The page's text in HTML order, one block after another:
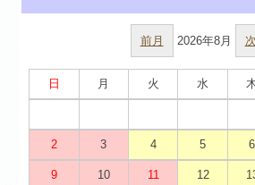
前月 2026年8月
日 月 火 水
2 3 4 5 6
9 10 11 12